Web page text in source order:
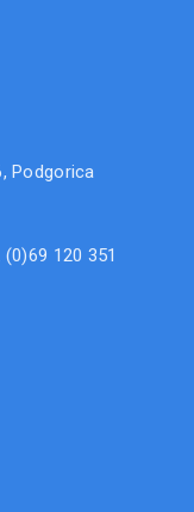
Podgorica
120 351